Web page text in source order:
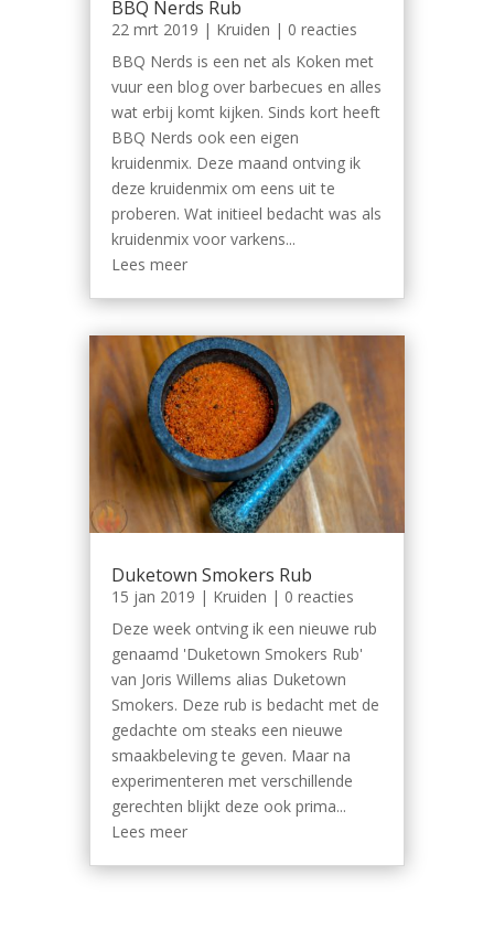
BBQ Nerds Rub
22 mrt 2019 | Kruiden | 0 reacties
BBQ Nerds is een net als Koken met
vuur een blog over barbecues en alles
wat erbij komt kijken. Sinds kort heeft
BBQ Nerds ook een eigen
kruidenmix. Deze maand ontving ik
deze kruidenmix om eens uit te
proberen. Wat initieel bedacht was als
kruidenmix voor varkens...
Lees meer
Duketown Smokers Rub
15 jan 2019 | Kruiden | 0 reacties
Deze week ontving ik een nieuwe rub
genaamd 'Duketown Smokers Rub'
van Joris Willems alias Duketown
Smokers. Deze rub is bedacht met de
gedachte om steaks een nieuwe
smaakbeleving te geven. Maar na
experimenteren met verschillende
gerechten blijkt deze ook prima...
Lees meer